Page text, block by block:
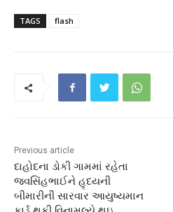
TAGS flash
Previous article
દાહોદના ડોકી ગામમાં રહેતા
જવસિંહભાઈને હૃદયની
બીમારીની સારવાર આયુષ્યમાન